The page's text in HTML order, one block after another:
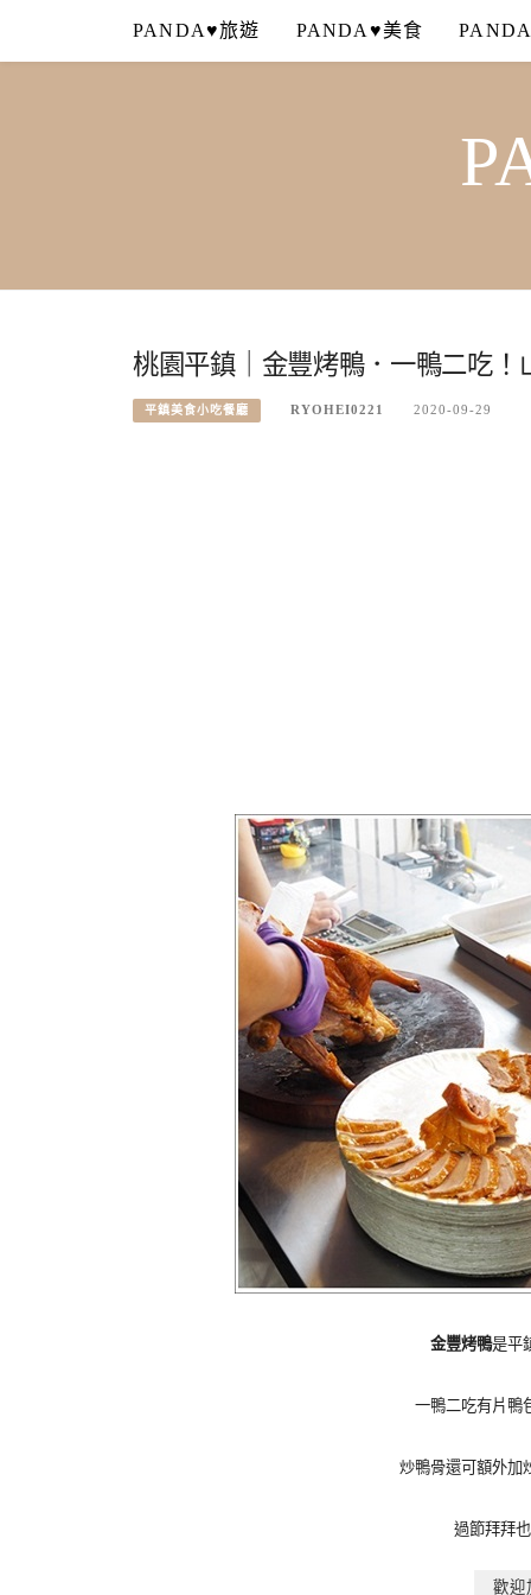
content
PANDA♥旅遊 PANDA♥美食
桃園平鎮｜金豐烤鴨．一鴨二吃
平鎮美食小吃餐廳 RYOHEI0221 2020-09-29
金豐烤鴨是平
一鴨二吃有片鴨
炒鴨骨還可額外加
過節拜拜
歡迎